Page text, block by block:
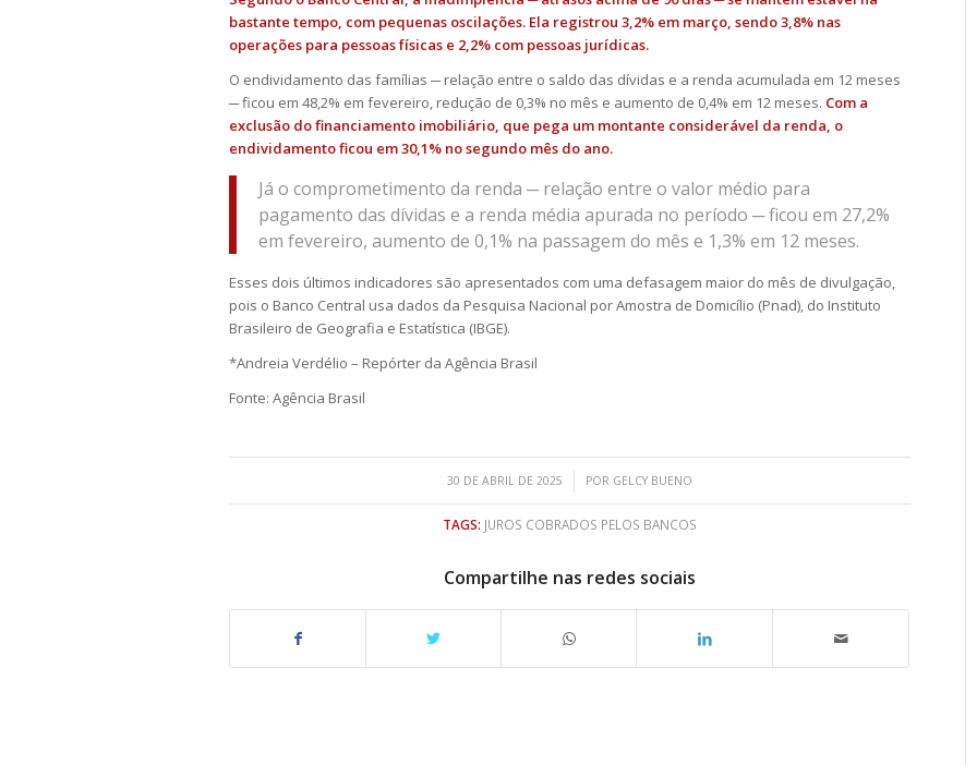
bastante tempo, com pequenas oscilações. Ela registrou 3,2% em março, sendo 3,8% nas
operações para pessoas físicas e 2,2% com pessoas jurídicas.
O endividamento das famílias ─ relação entre o saldo das dívidas e a renda acumulada em 12 meses
─ ficou em 48,2% em fevereiro, redução de 0,3% no mês e aumento de 0,4% em 12 meses. Com a
exclusão do financiamento imobiliário, que pega um montante considerável da renda, o
endividamento ficou em 30,1% no segundo mês do ano.
Já o comprometimento da renda ─ relação entre o valor médio para
pagamento das dívidas e a renda média apurada no período ─ ficou em 27,2%
em fevereiro, aumento de 0,1% na passagem do mês e 1,3% em 12 meses.
Esses dois últimos indicadores são apresentados com uma defasagem maior do mês de divulgação,
pois o Banco Central usa dados da Pesquisa Nacional por Amostra de Domicílio (Pnad), do Instituto
Brasileiro de Geografia e Estatística (IBGE).
*Andreia Verdélio – Repórter da Agência Brasil
Fonte: Agência Brasil
30 DE ABRIL DE 2025
/ POR GELCY BUENO
TAGS: JUROS COBRADOS PELOS BANCOS
Compartilhe nas redes sociais